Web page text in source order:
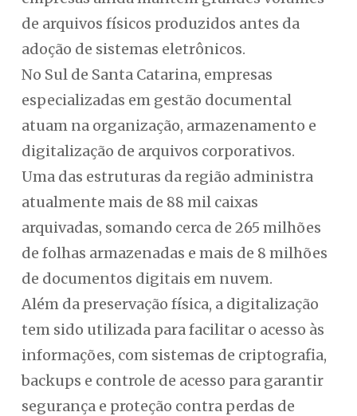
de arquivos físicos produzidos antes da
adoção de sistemas eletrônicos.
No Sul de Santa Catarina, empresas
especializadas em gestão documental
atuam na organização, armazenamento e
digitalização de arquivos corporativos.
Uma das estruturas da região administra
atualmente mais de 88 mil caixas
arquivadas, somando cerca de 265 milhões
de folhas armazenadas e mais de 8 milhões
de documentos digitais em nuvem.
Além da preservação física, a digitalização
tem sido utilizada para facilitar o acesso às
informações, com sistemas de criptografia,
backups e controle de acesso para garantir
segurança e proteção contra perdas de